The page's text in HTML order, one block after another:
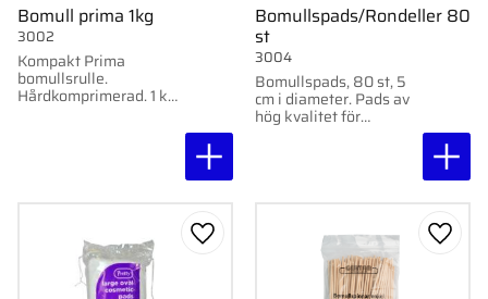
Bomull prima 1kg
Kompakt Prima
bomullsrulle.
Hårdkomprimerad. 1 kg
3002
Bomullspads/Rondeller 80
st
Bomullspads, 80 st, 5
cm i diameter. Pads av
hög kvalitet för
3004
Lägg till i favoriter Lägg